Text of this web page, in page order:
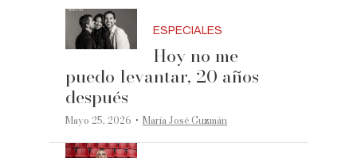
ESPECIALES
Hoy no me
puedo levantar, 20 años
después
Mayo 25, 2026 ·María José Guzmán